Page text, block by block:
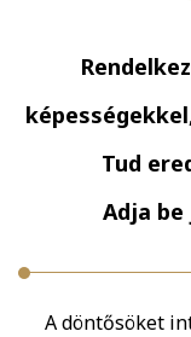
Tud
Adja
A döntősöket